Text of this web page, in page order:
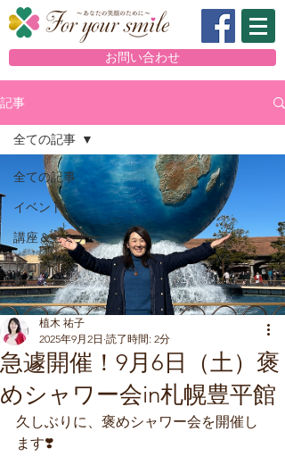
お問い合わせ
記事
全ての記事
イベント
講座＆セミナー
ブログ
全ての記事
急遽開催！9月6日（土）褒
めシャワー会in札幌豊平館
植木 祐子
2025年9月2日 読了時間: 2分
久しぶりに、褒めシャワー会を開催し
ます❣️